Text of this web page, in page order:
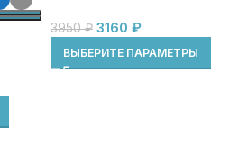
3950₽ 3160 ₽
ВЫБЕРИТЕ ПАРАМЕТРЫ